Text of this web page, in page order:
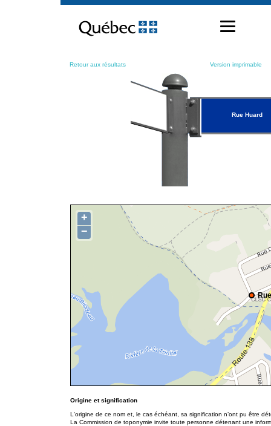
contenu
Retour aux résultats Version imprimable
Rue Huard
+
−
Origine et signification
L'origine de ce nom et, le cas échéant, sa signification n’ont pu être
La Commission de toponymie invite toute personne détenant une